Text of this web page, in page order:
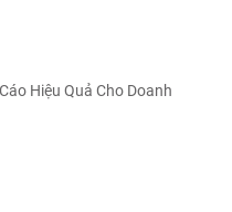
Hiệu Quả Cho Doanh